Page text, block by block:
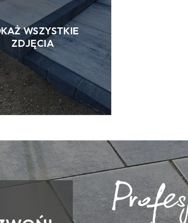
WSZYSTKIE
ZDJĘCIA